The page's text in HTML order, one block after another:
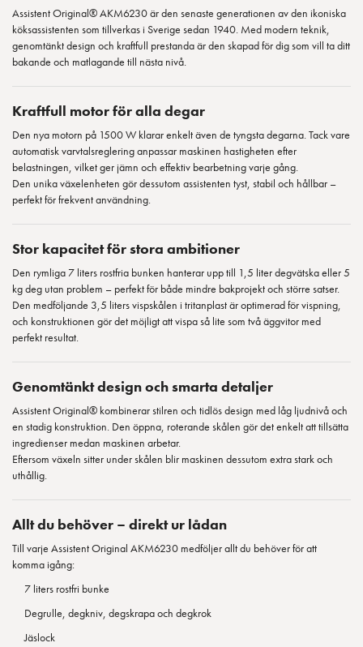
Assistent Original® AKM6230 är den senaste generationen av den ikoniska
köksassistenten som tillverkas i Sverige sedan 1940. Med modern teknik,
genomtänkt design och kraftfull prestanda är den skapad för dig som vill ta ditt
bakande och matlagande till nästa nivå.
Kraftfull motor för alla degar
Den nya motorn på 1500 W klarar enkelt även de tyngsta degarna. Tack vare
automatisk varvtalsreglering anpassar maskinen hastigheten efter
belastningen, vilket ger jämn och effektiv bearbetning varje gång.
Den unika växelenheten gör dessutom assistenten tyst, stabil och hållbar –
perfekt för frekvent användning.
Stor kapacitet för stora ambitioner
Den rymliga 7 liters rostfria bunken hanterar upp till 1,5 liter degvätska eller 5
kg deg utan problem – perfekt för både mindre bakprojekt och större satser.
Den medföljande 3,5 liters vispskålen i tritanplast är optimerad för vispning,
och konstruktionen gör det möjligt att vispa så lite som två äggvitor med
perfekt resultat.
Genomtänkt design och smarta detaljer
Assistent Original® kombinerar stilren och tidlös design med låg ljudnivå och
en stadig konstruktion. Den öppna, roterande skålen gör det enkelt att tillsätta
ingredienser medan maskinen arbetar.
Eftersom växeln sitter under skålen blir maskinen dessutom extra stark och
uthållig.
Allt du behöver – direkt ur lådan
Till varje Assistent Original AKM6230 medföljer allt du behöver för att
komma igång:
7 liters rostfri bunke
Degrulle, degkniv, degskrapa och degkrok
Jäslock